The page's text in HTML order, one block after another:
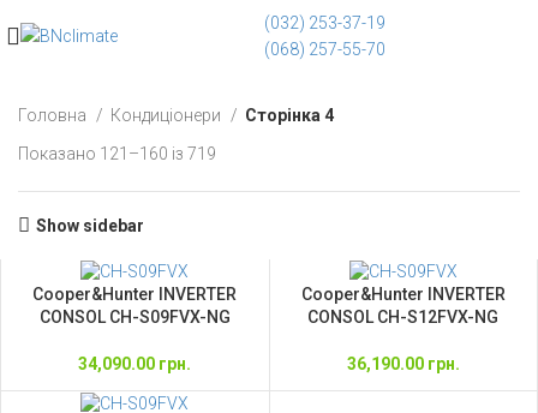
(032) 253-37-19
(068) 257-55-70
Головна Кондиціонери
Сторінка 4
Показано 121–160 із 719
Show sidebar
Cooper&Hunter INVERTER
CONSOL CH-S09FVX-NG
34,090.00 грн.
Cooper&Hunter INVERTER
CONSOL CH-S12FVX-NG
36,190.00 грн.